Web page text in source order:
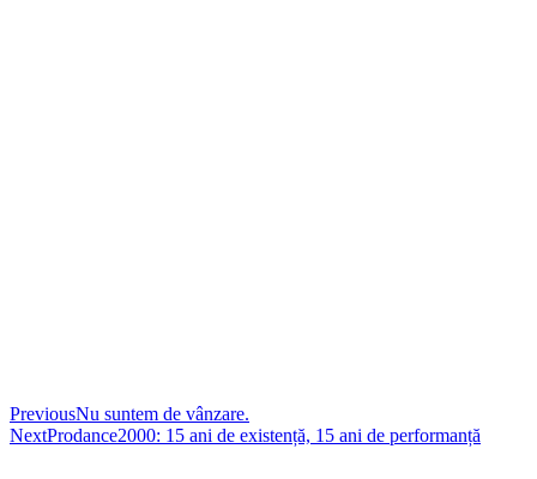
PreviousNu suntem de vânzare.
NextProdance2000: 15 ani de existență, 15 ani de performanță